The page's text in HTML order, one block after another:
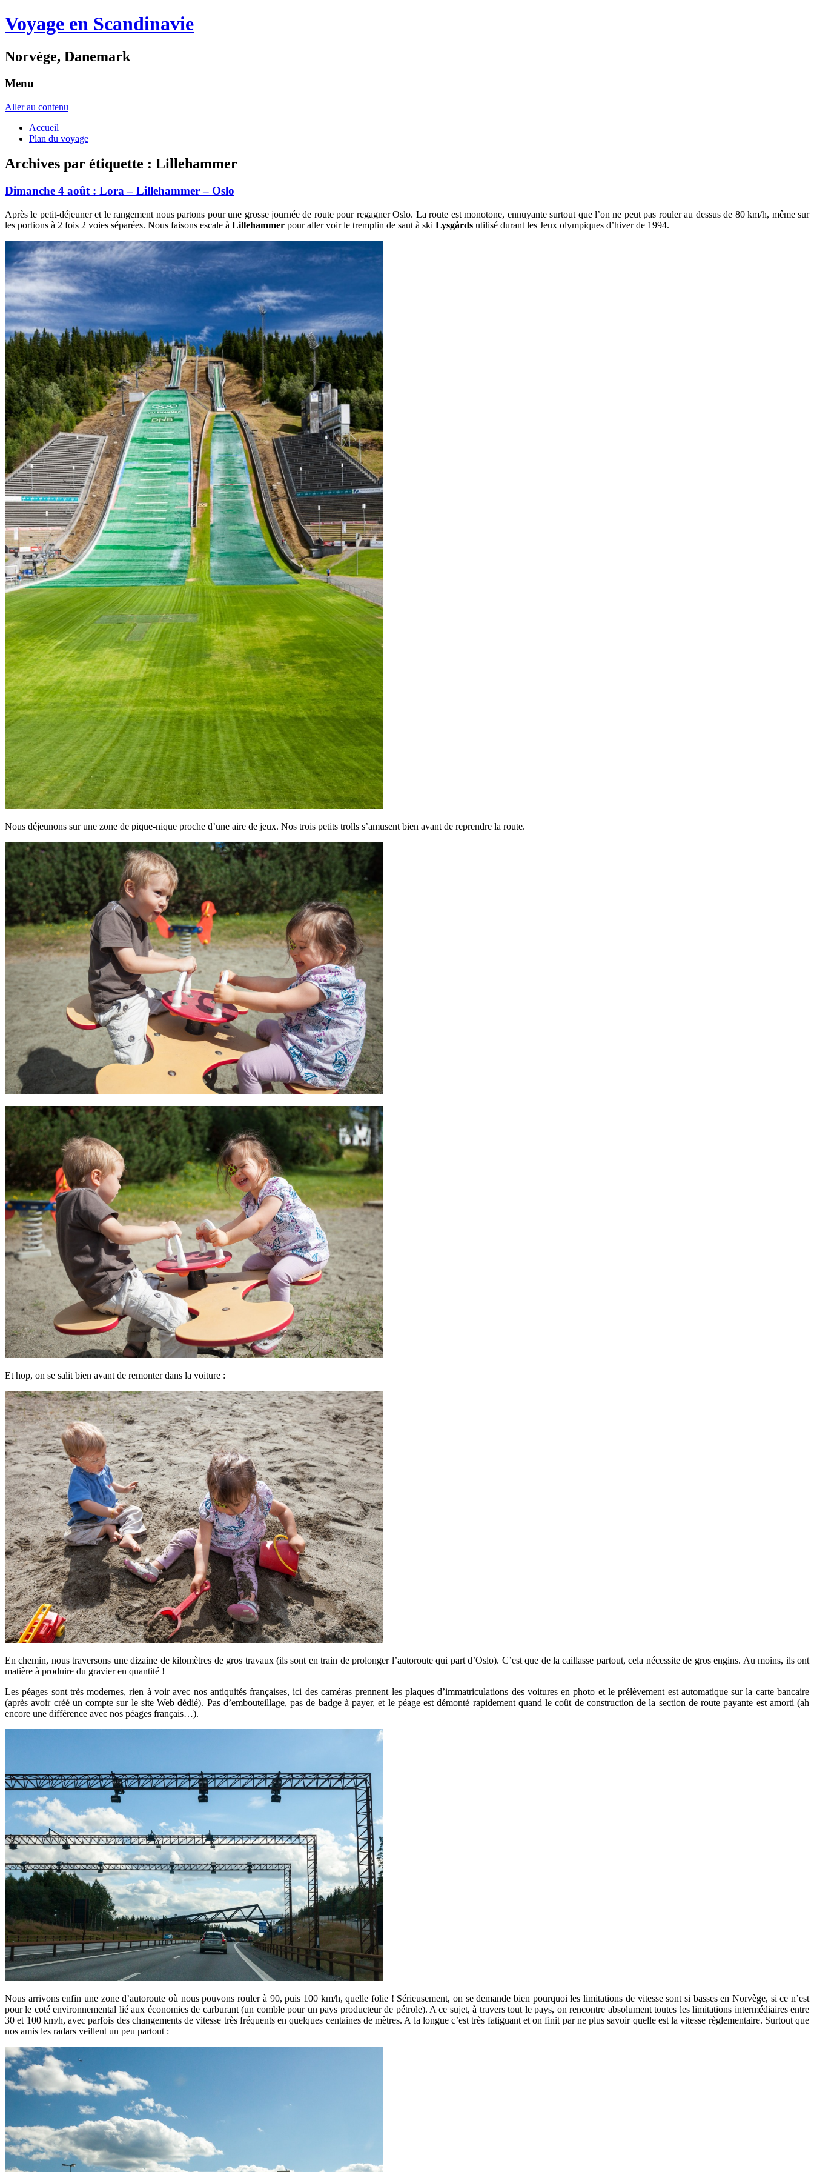
Voyage en Scandinavie
Norvège, Danemark
Menu
Aller au contenu
Accueil
Plan du voyage
Archives par étiquette : Lillehammer
Dimanche 4 août : Lora – Lillehammer – Oslo
Après le petit-déjeuner et le rangement nous partons pour une grosse journée de route pour regagner Oslo. La route est monotone, ennuyante surtout que l’on ne peut pas rouler au dessus de 80 km/h, même sur
les portions à 2 fois 2 voies séparées. Nous faisons escale à Lillehammer pour aller voir le tremplin de saut à ski Lysgårds utilisé durant les Jeux olympiques d’hiver de 1994.
Nous déjeunons sur une zone de pique-nique proche d’une aire de jeux. Nos trois petits trolls s’amusent bien avant de reprendre la route.
Et hop, on se salit bien avant de remonter dans la voiture :
En chemin, nous traversons une dizaine de kilomètres de gros travaux (ils sont en train de prolonger l’autoroute qui part d’Oslo). C’est que de la caillasse partout, cela nécessite de gros engins. Au moins, ils ont
matière à produire du gravier en quantité !
Les péages sont très modernes, rien à voir avec nos antiquités françaises, ici des caméras prennent les plaques d’immatriculations des voitures en photo et le prélèvement est automatique sur la carte bancaire
(après avoir créé un compte sur le site Web dédié). Pas d’embouteillage, pas de badge à payer, et le péage est démonté rapidement quand le coût de construction de la section de route payante est amorti (ah
encore une différence avec nos péages français…).
Nous arrivons enfin une zone d’autoroute où nous pouvons rouler à 90, puis 100 km/h, quelle folie ! Sérieusement, on se demande bien pourquoi les limitations de vitesse sont si basses en Norvège, si ce n’est
pour le coté environnemental lié aux économies de carburant (un comble pour un pays producteur de pétrole). A ce sujet, à travers tout le pays, on rencontre absolument toutes les limitations intermédiaires entre
30 et 100 km/h, avec parfois des changements de vitesse très fréquents en quelques centaines de mètres. A la longue c’est très fatiguant et on finit par ne plus savoir quelle est la vitesse règlementaire. Surtout que
nos amis les radars veillent un peu partout :